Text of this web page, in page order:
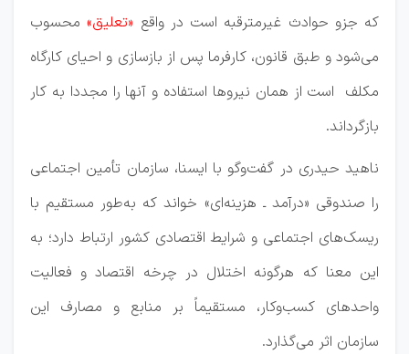
که جزو حوادث غیرمترقبه است در واقع «تعلیق»محسوب
می‌شود و طبق قانون، کارفرما پس از بازسازی و احیای کارگاه
مکلف است از همان نیروها استفاده و آنها را مجددا به کار
بازگرداند.
ناهید حیدری در گفت‌وگو با ایسنا، سازمان تأمین اجتماعی
را صندوقی «درآمد ـ هزینه‌ای» خواند که به‌طور مستقیم با
ریسک‌های اجتماعی و شرایط اقتصادی کشور ارتباط دارد؛ به
این معنا که هرگونه اختلال در چرخه اقتصاد و فعالیت
واحدهای کسب‌وکار، مستقیماً بر منابع و مصارف این
سازمان اثر می‌گذارد.